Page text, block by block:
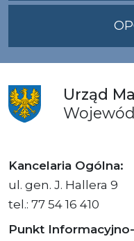
Urząd
Kancelaria Ogólna:
ul. gen. J. Hallera 9
tel.: 77 54 16 410
Punkt